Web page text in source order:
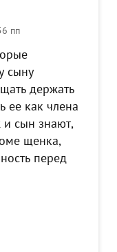
пп
сыну
держать
ее как члена
сын знают,
щенка,
перед